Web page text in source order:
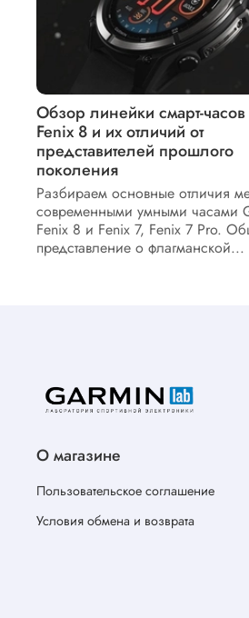
Обзор линейки смарт-
Fenix 8 и их отличий от
представителей прошлого
поколения
Разбираем основные отличия
современными умными часами
Fenix 8 и Fenix 7, Fenix 7 Pro.
представление о флагманской...
О магазине
Пользовательское соглашение
Условия обмена и возврата